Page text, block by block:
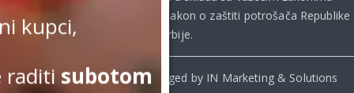
Republike Srbije, uključujući **
Zakon o zaštiti potrošača Republike
Srbije.
© Beomelody.rs. 2025. Desinged by IN Marketing & Solutions
kupci,
raditisubotom